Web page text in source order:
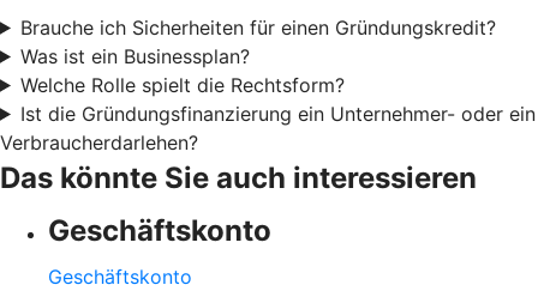
Brauche ich Sicherheiten für einen Gründungskredit?
Was ist ein Businessplan?
Welche Rolle spielt die Rechtsform?
Ist die Gründungsfinanzierung ein Unternehmer- oder ein
Verbraucherdarlehen?
Das könnte Sie auch interessieren
Geschäftskonto
Geschäftskonto